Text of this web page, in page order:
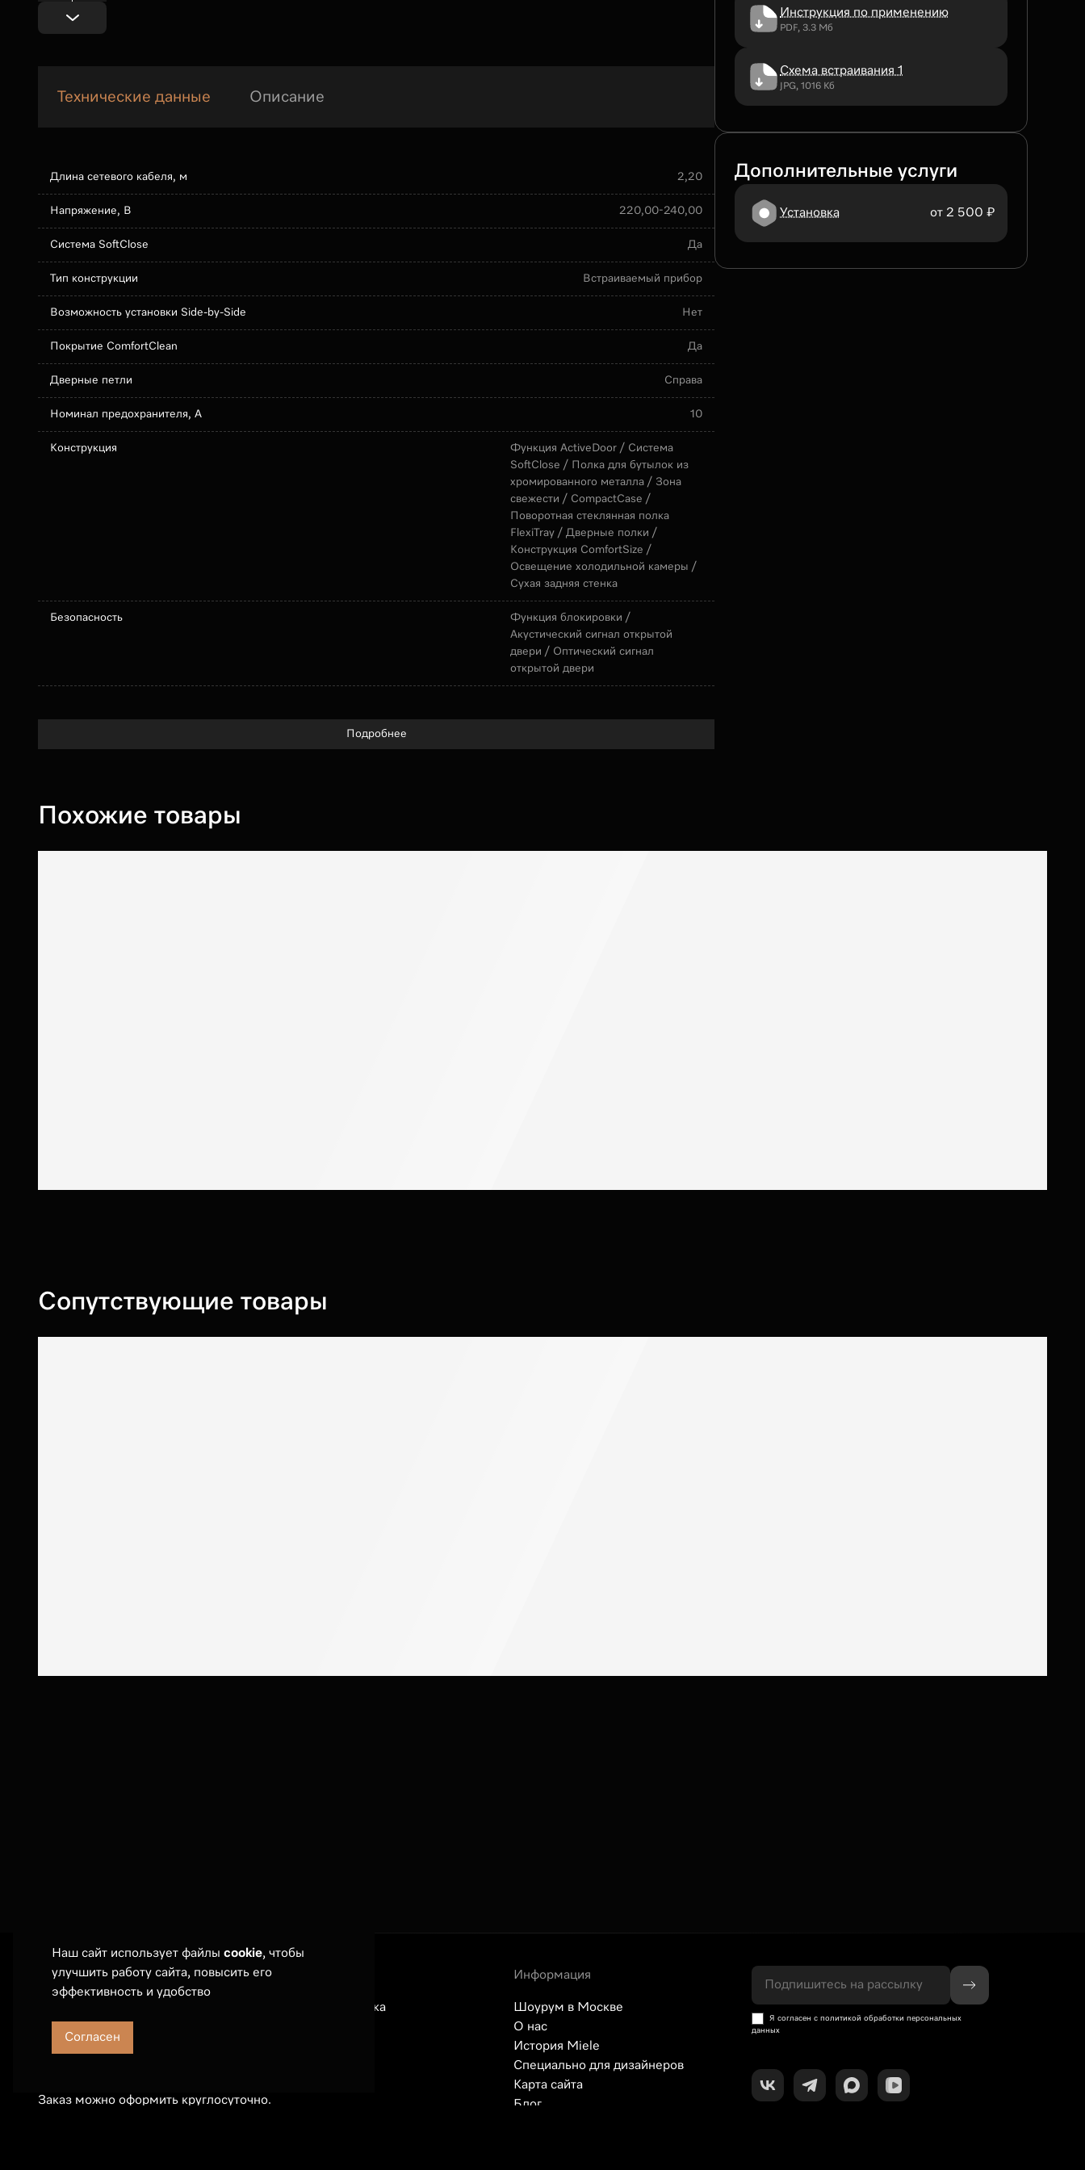
Технические данные Описание
Длина сетевого кабеля, м 2,20
Напряжение, В 220,00-240,00
Система SoftClose Да
Тип конструкции Встраиваемый прибор
Возможность установки Side-by-Side Нет
Покрытие ComfortClean Да
Дверные петли Справа
Номинал предохранителя, А 10
Конструкция
Функция ActiveDoor / Система
SoftClose / Полка для бутылок из
хромированного металла / Зона
свежести / CompactCase /
Поворотная стеклянная полка
FlexiTray / Дверные полки /
Конструкция ComfortSize /
Освещение холодильной камеры /
Сухая задняя стенка
Безопасность
Функция блокировки /
Акустический сигнал открытой
двери / Оптический сигнал
открытой двери
Подробнее
Инструкция по применению
PDF, 3.3 Мб
Схема встраивания 1
JPG, 1016 Кб
Дополнительные услуги
Установка от 2 500 ₽
Похожие товары
Сопутствующие товары
Наш сайт использует файлы cookie, чтобы
улучшить работу сайта, повысить его
эффективность и удобство
Согласен
Телефон: 7 (495) 789 19 55
Заказ можно оформить круглосуточно.
Оплата и доставка
Информация
Шоурум в Москве
О нас
История Miele
Специально для дизайнеров
Карта сайта
Блог
Я согласен с политикой обработки персональных
данных